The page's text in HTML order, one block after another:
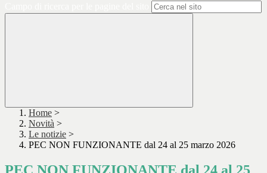
Home >
Novità >
Le notizie >
PEC NON FUNZIONANTE dal 24 al 25 marzo 2026